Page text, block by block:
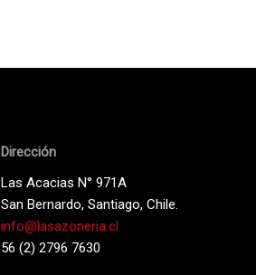
Dirección
Las Acacias N° 971A
San Bernardo, Santiago, Chile.
info@lasazoneria.cl
56 (2) 2796 7630